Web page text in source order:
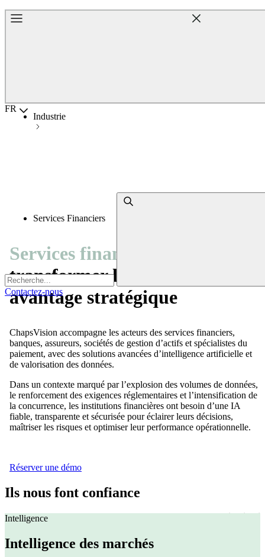
Choisir la langue
FR
Contactez-nous
Industrie
Services Financiers
Services financiers
transformer la donnée en
avantage stratégique
ChapsVision accompagne les acteurs des services financiers,
banques, assureurs, sociétés de gestion d’actifs et spécialistes du
paiement, avec des solutions avancées d’intelligence artificielle et
de valorisation des données.
Dans un contexte marqué par l’explosion des volumes de données,
le renforcement des exigences réglementaires et l’intensification de
la concurrence, les institutions financières ont besoin d’une IA
fiable, transparente et sécurisée pour éclairer leurs décisions,
maîtriser les risques et optimiser leur performance opérationnelle.
Réserver une démo
Ils nous font confiance
Intelligence
Intelligence des marchés